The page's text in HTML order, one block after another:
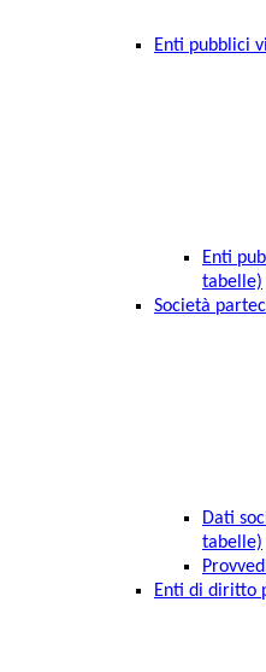
Enti pubblici
Enti
tabelle)
Società
Dati
tabelle)
Enti di diritto